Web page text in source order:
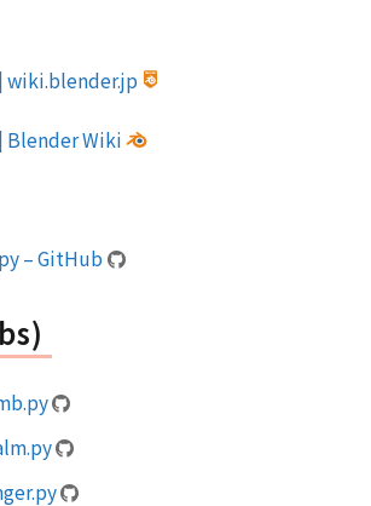
wiki.blender.jp
Blender Wiki
– GitHub